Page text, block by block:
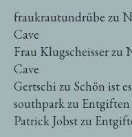
fraukrautundrübe zu
Cave
Frau Klugscheisserzu
Cave
Gertschi zu Schön ist
southparkzu Entgiften
Patrick Jobstzu